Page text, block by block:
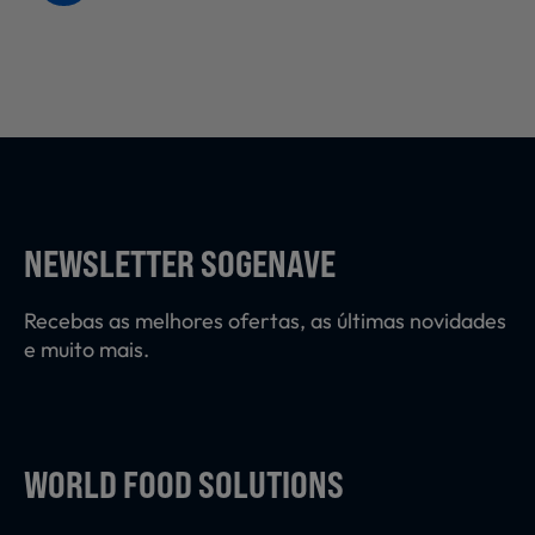
NEWSLETTER SOGENAVE
Recebas as melhores ofertas, as últimas novidades
e muito mais.
WORLD FOOD SOLUTIONS